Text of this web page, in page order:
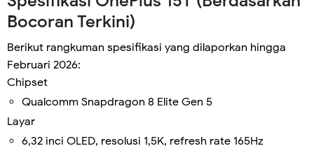
Bocoran Terkini)
Berikut rangkuman spesifikasi yang dilaporkan hingga
Februari 2026:
Chipset
Qualcomm Snapdragon 8 Elite Gen 5
Layar
6,32 inci OLED, resolusi 1,5K, refresh rate 165Hz